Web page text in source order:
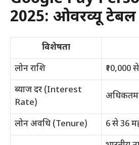
2025: ओवरव्यू टेबल
विशेषता
लोन राशि
₹10,000
ब्याज दर (Interest
Rate)
अधिकतम
लोन अवधि (Tenure) 6 से 36